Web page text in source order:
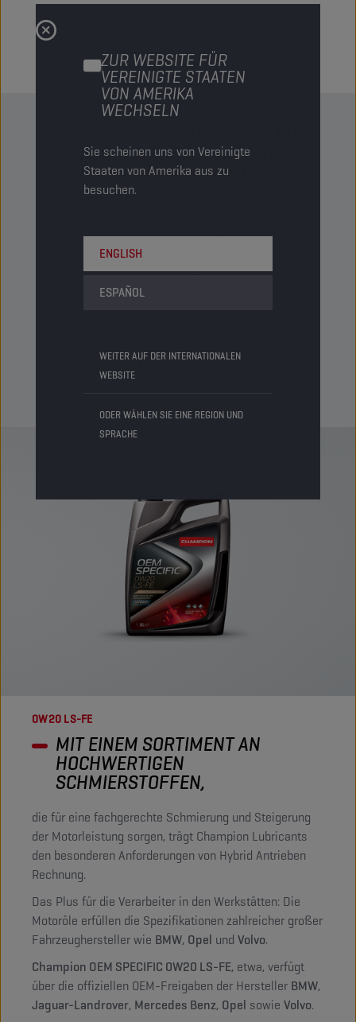
ZUR WEBSITE FÜR
VEREINIGTE STAATEN
VON AMERIKA
WECHSELN
Sie scheinen uns von Vereinigte
Staaten von Amerika aus zu
besuchen.
ENGLISH
ESPAÑOL
WEITER AUF DER INTERNATIONALEN
WEBSITE
ODER WÄHLEN SIE EINE REGION UND
SPRACHE
Hybridfahrzeuge
HYBRID-FAHRZEUGE MIT
FREIGABEN GROSSER OEMS
SCHMIERSTOFFE ENTSPRECHEN SPEZIFIKATIONEN
NAMHAFTER AUTOMOBILHERSTELLER
0W20 LS-FE
MIT EINEM SORTIMENT AN
HOCHWERTIGEN
SCHMIERSTOFFEN,
die für eine fachgerechte Schmierung und Steigerung
der Motorleistung sorgen, trägt Champion Lubricants
den besonderen Anforderungen von Hybrid Antrieben
Rechnung.
Das Plus für die Verarbeiter in den Werkstätten: Die
Motoröle erfüllen die Spezifikationen zahlreicher großer
Fahrzeughersteller wie BMW, Opel und Volvo.
Champion OEM SPECIFIC 0W20 LS-FE, etwa, verfügt
über die offiziellen OEM-Freigaben der Hersteller BMW,
Jaguar-Landrover, Mercedes Benz, Opel sowie Volvo.